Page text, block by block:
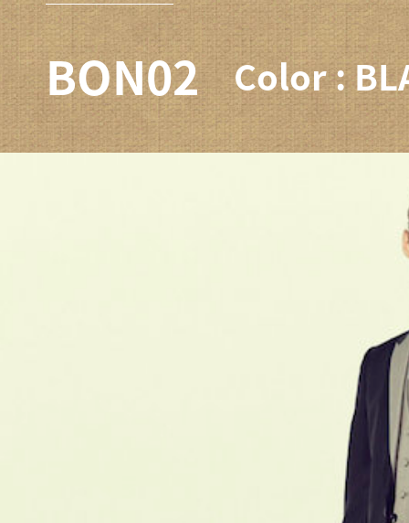
BON02 Color :